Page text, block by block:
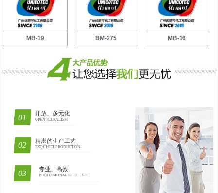
MB-19 BM-275 MB-16
开放、多元化
OPEN PLURALISM
精湛的生产工艺
EXQUISITE PRODUCTION
专业、高效
PROFESSIONAL EFFICIENT